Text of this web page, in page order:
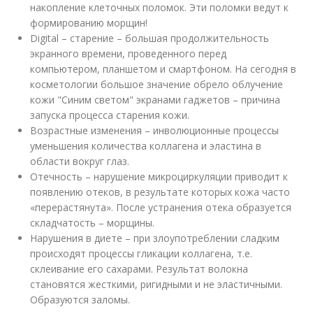
накопление клеточных поломок. Эти поломки ведут к
формированию морщин!
Digital – старение – большая продолжительность
экранного времени, проведенного перед
компьютером, планшетом и смартфоном. На сегодня в
косметологии большое значение обрело облучение
кожи "Синим светом" экранами гаджетов – причина
запуска процесса старения кожи.
Возрастные изменения – инволюционные процессы
уменьшения количества коллагена и эластина в
области вокруг глаз.
Отечность – нарушение микроциркуляции приводит к
появлению отеков, в результате которых кожа часто
«перерастянута». После устранения отека образуется
складчатость – морщины.
Нарушения в диете – при злоупотреблении сладким
происходят процессы гликации коллагена, т.е.
склеивание его сахарами. Результат волокна
становятся жесткими, ригидными и не эластичными.
Образуются заломы.